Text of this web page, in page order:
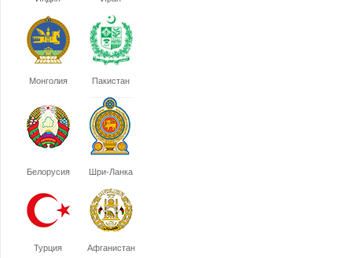
Монголия Пакистан
Белорусия Шри-Ланка
Турция Афганистан